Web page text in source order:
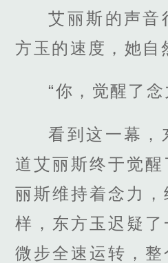
艾丽斯的声音
方玉的速度，她自
“你，觉醒了念
看到这一幕，
道艾丽斯终于觉
丽斯维持着念力
样，东方玉迟疑
微步全速运转，